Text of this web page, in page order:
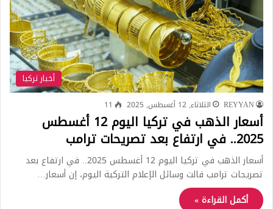
أخبار تركيا
REYYAN الثلاثاء, 12 أغسطس, 2025 11
أسعار الذهب في تركيا اليوم 12 أغسطس
2025.. في ارتفاع بعد تصريحات ترامب
أسعار الذهب في تركيا اليوم 12 أغسطس 2025.. في ارتفاع بعد
تصريحات ترامب قالت وسائل الإعلام التركية اليوم، إن أسعار…
أكمل القراءة »